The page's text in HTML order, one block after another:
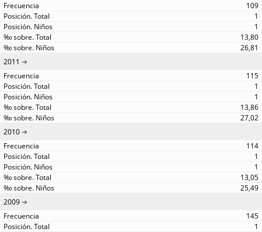
109
1
1
13,80
26,81
2011
115
1
1
13,86
27,02
2010
114
1
1
13,05
25,49
2009
145
1